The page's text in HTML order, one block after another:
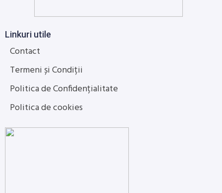
Linkuri utile
Contact
Termeni și Condiții
Politica de Confidențialitate
Politica de cookies